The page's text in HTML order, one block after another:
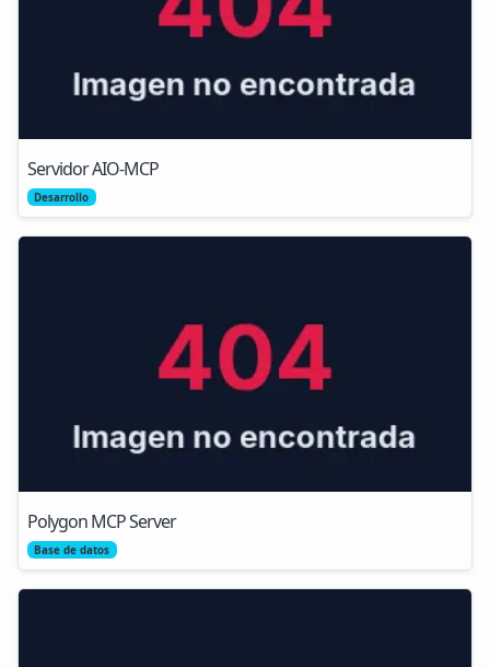
Servidor AIO-MCP
Desarrollo
Polygon MCP Server
Base de datos